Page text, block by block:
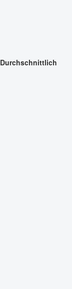
Durchschnittlich